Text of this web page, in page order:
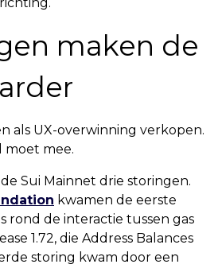
maken de
als UX-overwinning verkopen.
moet mee.
Sui Mainnet drie storingen.
kwamen de eerste
rond de interactie tussen gas
1.72, die Address Balances
storing kwam door een